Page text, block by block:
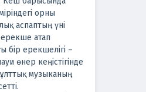
орны
аспаптың үні
атап
ерекшелігі –
өнер кеңістігінде
музыканың